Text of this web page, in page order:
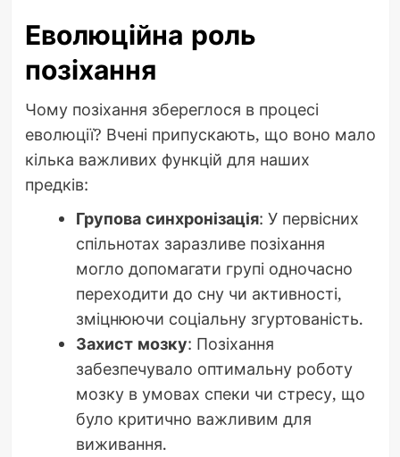
Еволюційна роль
позіхання
Чому позіхання збереглося в процесі
еволюції? Вчені припускають, що воно мало
кілька важливих функцій для наших
предків:
Групова синхронізація: У первісних
спільнотах заразливе позіхання
могло допомагати групі одночасно
переходити до сну чи активності,
зміцнюючи соціальну згуртованість.
Захист мозку: Позіхання
забезпечувало оптимальну роботу
мозку в умовах спеки чи стресу, що
було критично важливим для
виживання.